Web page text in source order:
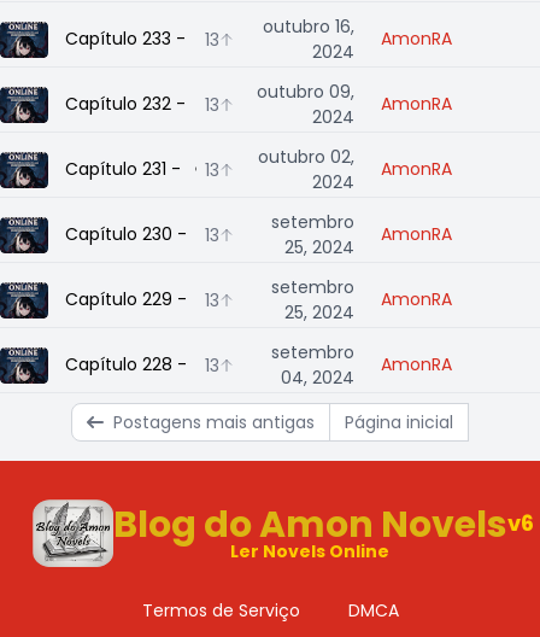
Capítulo 233 - 《A LÍDER DOS CAVALEIROS SAGRADOS》
13
outubro 16,
2024
AmonRA
Capítulo 232 - 《OS CAVALEIROS SAGRADOS》
13
outubro 09,
2024
AmonRA
Capítulo 231 - 《O SANTUÁRIO DO DEUS DO MAR》
13
outubro 02,
2024
AmonRA
Capítulo 230 - 《FOTO COMEMORATIVA》
13
setembro
25, 2024
AmonRA
Capítulo 229 - 《QUADRO DE AVISOS OFICIAL XX》
13
setembro
25, 2024
AmonRA
Capítulo 228 - 《ERUPÇÃO》
13
setembro
04, 2024
AmonRA
Postagens mais antigas Página inicial
Blog do Amon Novelsv6
Ler Novels Online
Termos de Serviço DMCA